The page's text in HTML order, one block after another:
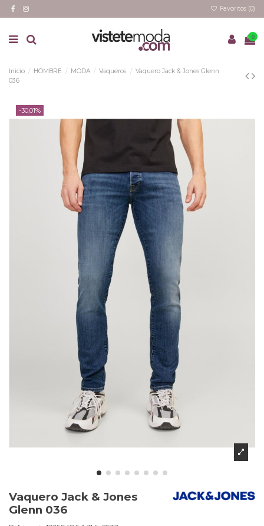
Favoritos (0)
0
Inicio HOMBRE MODA Vaqueros
Vaquero Jack & Jones Glenn
036
-30,01%
Vaquero Jack & Jones
Glenn 036